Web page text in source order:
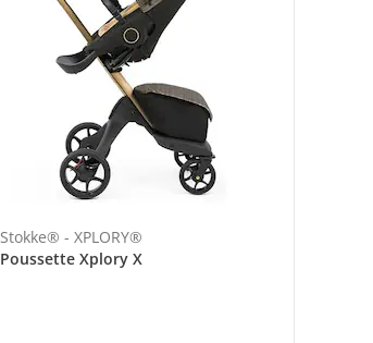
Stokke® - XPLORY®
Poussette Xplory X